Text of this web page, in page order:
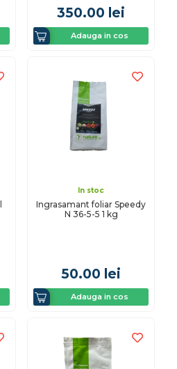
350.00 lei
Adauga in cos
In stoc
Ingrasamant foliar Speedy
N 36-5-5 1 kg
50.00 lei
Adauga in cos